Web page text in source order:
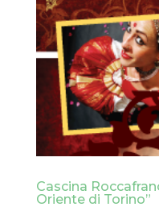
Cascina
Oriente di Torino”